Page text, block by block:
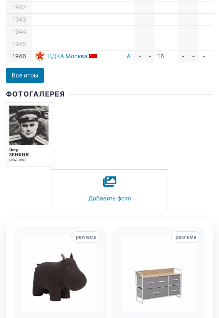
1942
1943
1944
1945
1946
ЦДКА Москва А - - 16 - - -
Все игры
ФОТОГАЛЕРЕЯ
Добавить фото
реклама реклама